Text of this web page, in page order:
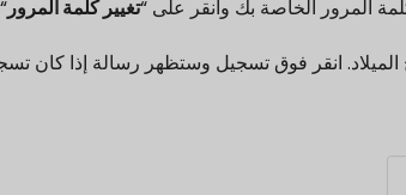
المرور الخاصة بك وانقر على “تغيير كلمة المرور
الميلاد. انقر فوق تسجيل وستظهر رسالة إذا كان